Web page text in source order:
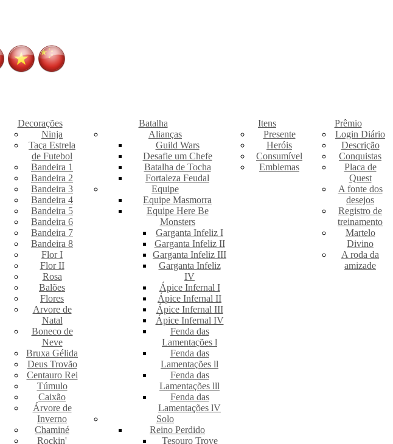
Decorações
Ninja
Taça Estrela
de Futebol
Bandeira 1
Bandeira 2
Bandeira 3
Bandeira 4
Bandeira 5
Bandeira 6
Bandeira 7
Bandeira 8
Flor I
Flor II
Rosa
Balões
Flores
Arvore de
Natal
Boneco de
Neve
Bruxa Gélida
Deus Trovão
Centauro Rei
Túmulo
Caixão
Árvore de
Inverno
Chaminé
Rockin'
Batalha
Alianças
Guild Wars
Desafie um Chefe
Batalha de Tocha
Fortaleza Feudal
Equipe
Equipe Masmorra
Equipe Here Be
Monsters
Garganta Infeliz I
Garganta Infeliz II
Garganta Infeliz III
Garganta Infeliz
IV
Ápice Infernal I
Ápice Infernal II
Ápice Infernal III
Ápice Infernal IV
Fenda das
Lamentações l
Fenda das
Lamentações ll
Fenda das
Lamentações lll
Fenda das
Lamentações lV
Solo
Reino Perdido
Tesouro Trove
Itens
Presente
Heróis
Consumível
Emblemas
Prêmio
Login Diário
Descrição
Conquistas
Placa de
Quest
A fonte dos
desejos
Registro de
treinamento
Martelo
Divino
A roda da
amizade